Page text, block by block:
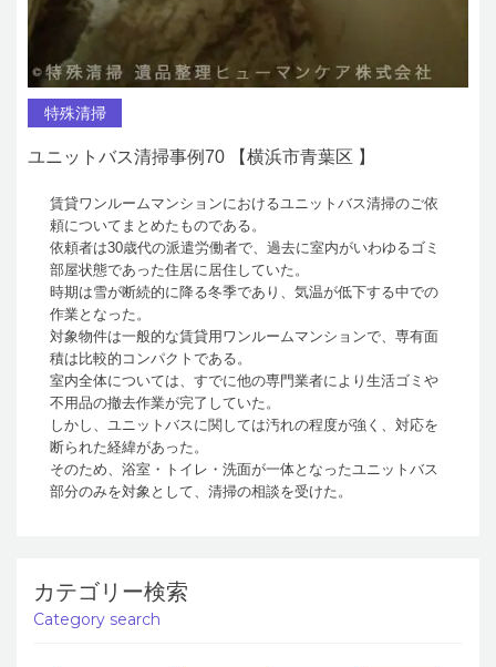
特殊清掃
ユニットバス清掃事例70 【横浜市青葉区 】
賃貸ワンルームマンションにおけるユニットバス清掃のご依
頼についてまとめたものである。
依頼者は30歳代の派遣労働者で、過去に室内がいわゆるゴミ
部屋状態であった住居に居住していた。
時期は雪が断続的に降る冬季であり、気温が低下する中での
作業となった。
対象物件は一般的な賃貸用ワンルームマンションで、専有面
積は比較的コンパクトである。
室内全体については、すでに他の専門業者により生活ゴミや
不用品の撤去作業が完了していた。
しかし、ユニットバスに関しては汚れの程度が強く、対応を
断られた経緯があった。
そのため、浴室・トイレ・洗面が一体となったユニットバス
部分のみを対象として、清掃の相談を受けた。
カテゴリー検索
Category search